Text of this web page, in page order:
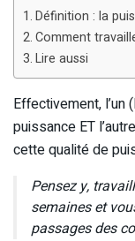
Définition : la
Comment
Lire aussi
Effectivement,
puissance ET
cette qualité de
Pensez y,
semaines et
passages des